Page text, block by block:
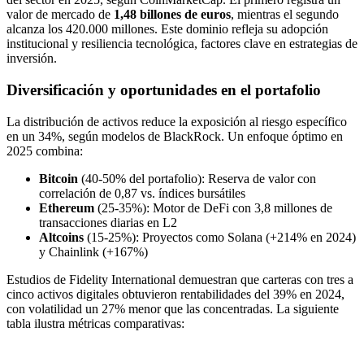
valor de mercado de 1,48 billones de euros, mientras el segundo
alcanza los 420.000 millones. Este dominio refleja su adopción
institucional y resiliencia tecnológica, factores clave en estrategias de
inversión.
Diversificación y oportunidades en el portafolio
La distribución de activos reduce la exposición al riesgo específico
en un 34%, según modelos de BlackRock. Un enfoque óptimo en
2025 combina:
Bitcoin (40-50% del portafolio): Reserva de valor con
correlación de 0,87 vs. índices bursátiles
Ethereum (25-35%): Motor de DeFi con 3,8 millones de
transacciones diarias en L2
Altcoins (15-25%): Proyectos como Solana (+214% en 2024)
y Chainlink (+167%)
Estudios de Fidelity International demuestran que carteras con tres a
cinco activos digitales obtuvieron rentabilidades del 39% en 2024,
con volatilidad un 27% menor que las concentradas. La siguiente
tabla ilustra métricas comparativas: